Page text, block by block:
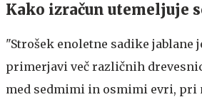
Kako izračun utemeljuje
"Strošek enoletne sadike jablane
primerjavi več različnih
med sedmimi in osmimi evri, pri